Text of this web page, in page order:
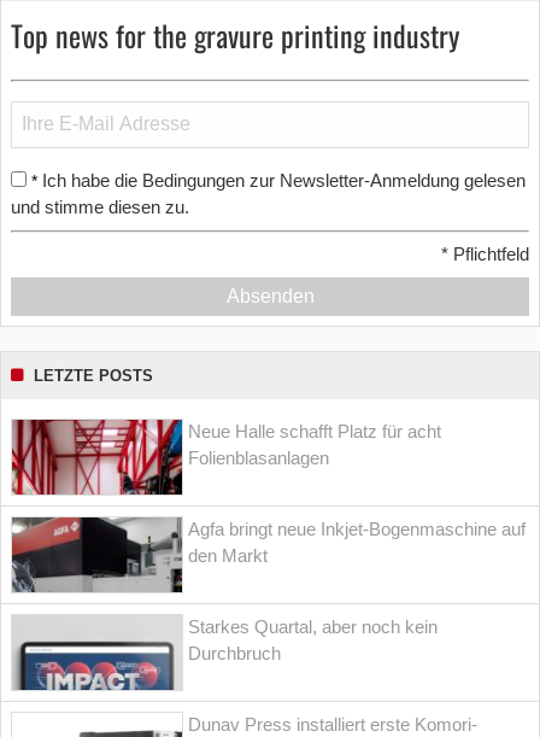
Top news for the gravure printing industry
* Ich habe die Bedingungen zur Newsletter-Anmeldung gelesen
und stimme diesen zu.
* Pflichtfeld
Absenden
LETZTE POSTS
Neue Halle schafft Platz für acht
Folienblasanlagen
Agfa bringt neue Inkjet-Bogenmaschine auf
den Markt
Starkes Quartal, aber noch kein
Durchbruch
Dunav Press installiert erste Komori-